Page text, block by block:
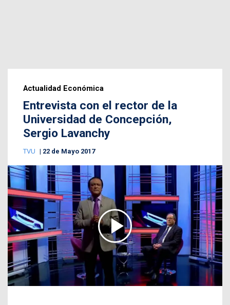
Actualidad Económica
Entrevista con el rector de la
Universidad de Concepción,
Sergio Lavanchy
TVU 22 de Mayo 2017